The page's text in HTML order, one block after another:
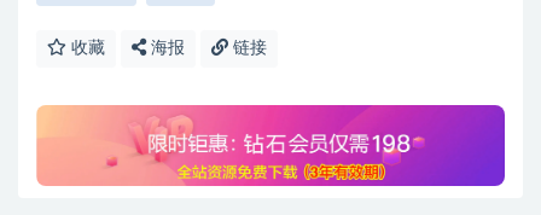
收藏 海报 链接